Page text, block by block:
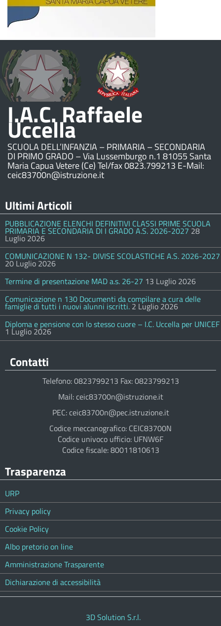
I.A.C. Raffaele
Uccella
SCUOLA DELL’INFANZIA – PRIMARIA – SECONDARIA
DI PRIMO GRADO – Via Lussemburgo n.1 81055 Santa
Maria Capua Vetere (Ce) Tel/fax 0823.799213 E-Mail:
ceic83700n@istruzione.it
Ultimi Articoli
PUBBLICAZIONE ELENCHI DEFINITIVI CLASSI PRIME SCUOLA
PRIMARIA E SECONDARIA DI I GRADO A.S. 2026-2027 28
Luglio 2026
COMUNICAZIONE N 132- DIVISE SCOLASTICHE A.S. 2026-2027
20 Luglio 2026
Termine di presentazione MAD a.s. 26-27 13 Luglio 2026
Comunicazione n 130 Documenti da compilare a cura delle
famiglie di tutti i nuovi alunni iscritti. 2 Luglio 2026
Diploma e pensione con lo stesso cuore – I.C. Uccella per UNICEF
1 Luglio 2026
Contatti
Telefono: 0823799213 Fax: 0823799213
Mail: ceic83700n@istruzione.it
PEC: ceic83700n@pec.istruzione.it
Codice meccanografico: CEIC83700N
Codice univoco ufficio: UFNW6F
Codice fiscale: 80011810613
Trasparenza
URP
Privacy policy
Cookie Policy
Albo pretorio on line
Amministrazione Trasparente
Dichiarazione di accessibilità
3D Solution S.r.l.